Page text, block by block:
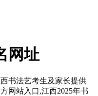
网址
书法艺考生及家长提供
网站入口,江西2025年书